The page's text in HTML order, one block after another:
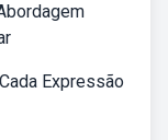
Expressão